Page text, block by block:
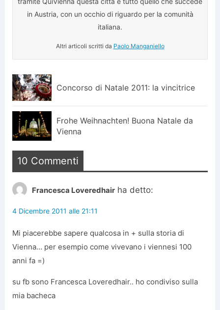
in Austria, con un occhio di riguardo per la comunità
italiana.
Altri articoli scritti da Paolo Manganiello
Concorso di Natale 2011: la vincitrice
Frohe Weihnachten! Buona Natale da
Vienna
10 Commenti
Francesca Loveredhair ha detto:
4 Dicembre 2011 alle 21:11
Mi piacerebbe sapere qualcosa in + sulla storia di
Vienna… per esempio come vivevano i viennesi 100
anni fa =)
su fb sono Francesca Loveredhair.. ho condiviso sulla
mia bacheca